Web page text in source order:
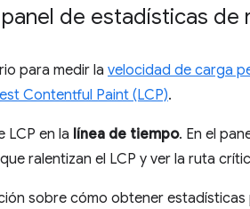
de estadísticas de
para medir la velocidad de carga
Contentful Paint (LCP).
LCP en la línea de tiempo. En el
ralentizan el LCP y ver la ruta
sobre cómo obtener estadísticas